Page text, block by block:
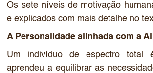
Os sete níveis de motivação
e explicados com mais detalhe no
A Personalidade alinhada com a
Um indivíduo de espectro total
aprendeu a equilibrar as